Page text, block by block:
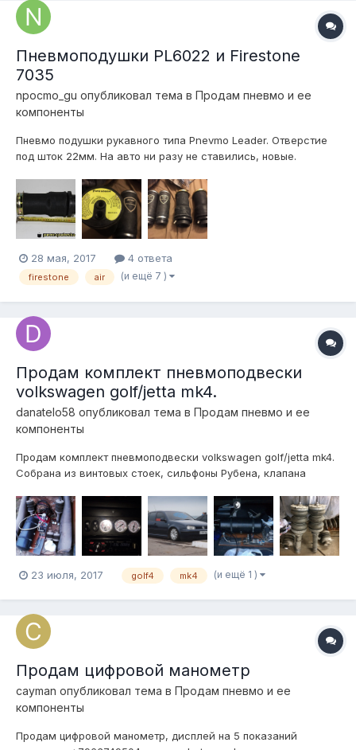
Пневмоподушки PL6022 и Firestone
7035
npocmo_gu опубликовал тема в Продам пневмо и ее
компоненты
Пневмо подушки рукавного типа Pnevmo Leader. Отверстие
под шток 22мм. На авто ни разу не ставились, новые.
Пневмоподушки Firestone 7035 airide. На авто ни разу не
ставились, новые. Продаю за ненадобностью. цена за 2шт -
7000р...
28 мая, 2017 4 ответа
firestone air (и ещё 7 )
Продам комплект пневмоподвески
volkswagen golf/jetta mk4.
danatelo58 опубликовал тема в Продам пневмо и ее
компоненты
Продам комплект пневмоподвески volkswagen golf/jetta mk4.
Собрана из винтовых стоек, сильфоны Рубена, клапана
Беркут Р-20, ресивер 20 литров на 5 дырок. проводка,
пневмолиния. Задние амортизаторы в комплекте (нет на
фото). Цена за компле...
23 июля, 2017 golf4 mk4 (и ещё 1 )
Продам цифровой манометр
cayman опубликовал тема в Продам пневмо и ее
компоненты
Продам цифровой манометр, дисплей на 5 показаний